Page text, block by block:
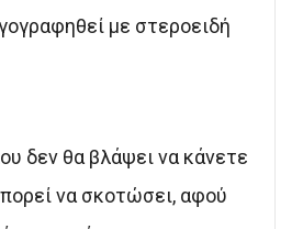
με στεροειδή
δεν θα βλάψει να κάνετε
να σκοτώσει, αφού